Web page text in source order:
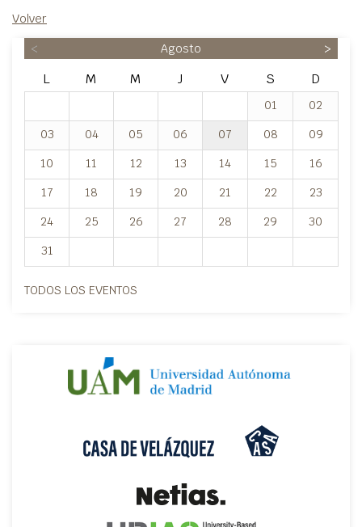
Volver
< Agosto >
L M M J V S D
01
02
03
04 05 06 07 08
09
10
11 12 13 14 15
16
17
18 19 20 21 22
23
24
25 26 27 28 29
30
31
TODOS LOS EVENTOS